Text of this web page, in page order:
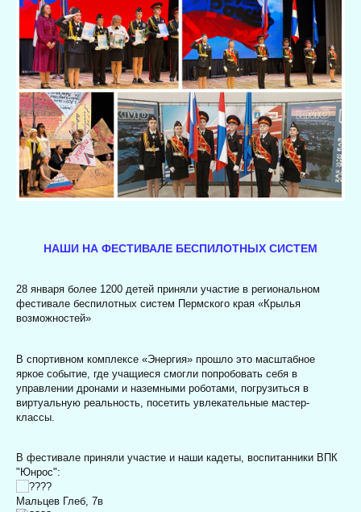
НАШИ НА ФЕСТИВАЛЕ БЕСПИЛОТНЫХ СИСТЕМ
28 января более 1200 детей приняли участие в региональном
фестивале беспилотных систем Пермского края «Крылья
возможностей»
В спортивном комплексе «Энергия» прошло это масштабное
яркое событие, где учащиеся смогли попробовать себя в
управлении дронами и наземными роботами, погрузиться в
виртуальную реальность, посетить увлекательные мастер-
классы.
В фестивале приняли участие и наши кадеты, воспитанники ВПК
"Юнрос":
Мальцев Глеб, 7в